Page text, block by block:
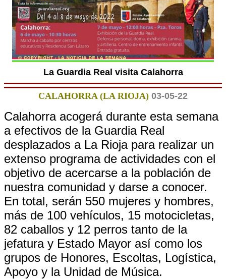
La Guardia Real visita Calahorra
CALAHORRA (LA RIOJA) 03-05-22
Calahorra acogerá durante esta semana
a efectivos de la Guardia Real
desplazados a La Rioja para realizar un
extenso programa de actividades con el
objetivo de acercarse a la población de
nuestra comunidad y darse a conocer.
En total, serán 550 mujeres y hombres,
más de 100 vehículos, 15 motocicletas,
82 caballos y 12 perros tanto de la
jefatura y Estado Mayor así como los
grupos de Honores, Escoltas, Logística,
Apoyo y la Unidad de Música.